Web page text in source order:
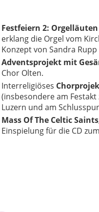
Festfeiern 2: Orgelläuten
erklang die Orgel vom
Konzept von Sandra
Adventsprojekt mit
Chor Olten.
Interreligiöses
(insbesondere am
Luzern und am
Mass Of The Celtic
Einspielung für die CD